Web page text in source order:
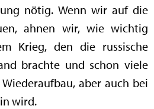
nötig. Wenn wir auf die
ahnen wir, wie wichtig
Krieg, den die russische
brachte und schon viele
aber auch bei
wird.